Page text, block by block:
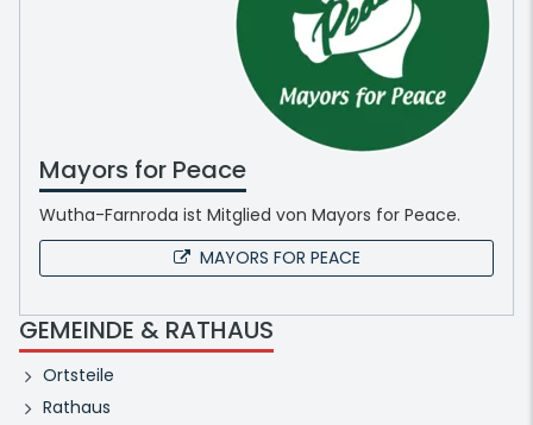
Mayors for Peace
Wutha-Farnroda ist Mitglied von Mayors for Peace.
MAYORS FOR PEACE
GEMEINDE & RATHAUS
Ortsteile
Rathaus